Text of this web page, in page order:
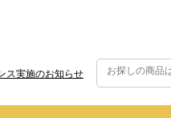
ス実施のお知らせ